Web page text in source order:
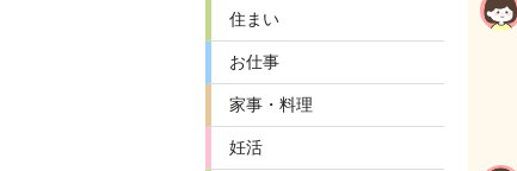
住まい
お仕事
家事・料理
妊活